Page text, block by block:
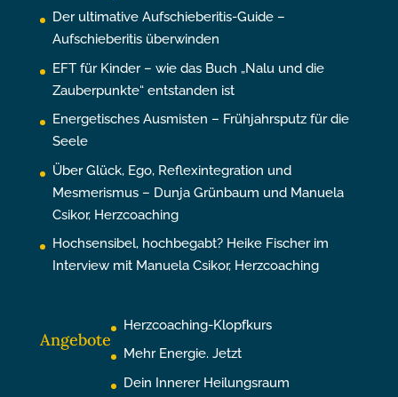
Der ultimative Aufschieberitis-Guide –
Aufschieberitis überwinden
EFT für Kinder – wie das Buch „Nalu und die
Zauberpunkte“ entstanden ist
Energetisches Ausmisten – Frühjahrsputz für die
Seele
Über Glück, Ego, Reflexintegration und
Mesmerismus – Dunja Grünbaum und Manuela
Csikor, Herzcoaching
Hochsensibel, hochbegabt? Heike Fischer im
Interview mit Manuela Csikor, Herzcoaching
Angebote
Herzcoaching-Klopfkurs
Mehr Energie. Jetzt
Dein Innerer Heilungsraum